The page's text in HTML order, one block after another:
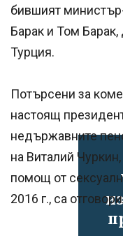
бившият
Барак и Том
Турция.
Потърсени за
настоящ
недържавните
на Виталий
помощ от
2016 г., са